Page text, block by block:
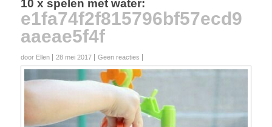
10 x spelen met water:
e1fa74f2f815796bf57ecd9
aaeae5f4f
door Ellen 28 mei 2017 Geen reacties